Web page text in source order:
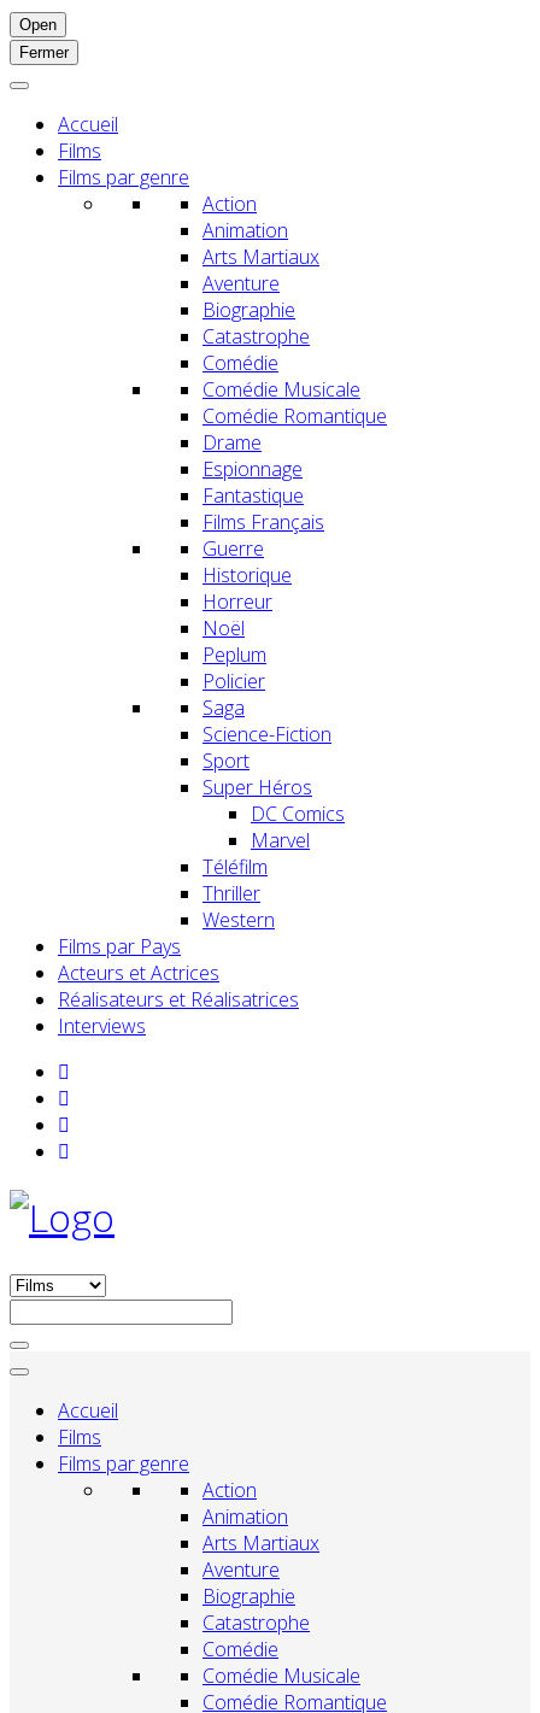
Open
Fermer
Accueil
Films
Films par genre
Action
Animation
Arts Martiaux
Aventure
Biographie
Catastrophe
Comédie
Comédie Musicale
Comédie Romantique
Drame
Espionnage
Fantastique
Films Français
Guerre
Historique
Horreur
Noël
Peplum
Policier
Saga
Science-Fiction
Sport
Super Héros
DC Comics
Marvel
Téléfilm
Thriller
Western
Films par Pays
Acteurs et Actrices
Réalisateurs et Réalisatrices
Interviews
Accueil
Films
Films par genre
Action
Animation
Arts Martiaux
Aventure
Biographie
Catastrophe
Comédie
Comédie Musicale
Comédie Romantique